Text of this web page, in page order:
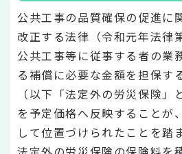
公共工事の品質確保の促進に
改正する法律（令和元年法律
公共工事等に従事する者の業
る補償に必要な金額を担保す
（以下「法定外の労災保険」
を予定価格へ反映することが
して位置づけられたことを踏